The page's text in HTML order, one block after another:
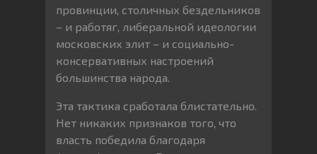
провинции, столичных бездельников
– и работяг, либеральной идеологии
московских элит – и социально-
консервативных настроений
большинства народа.
Эта тактика сработала блистательно.
Нет никаких признаков того, что
власть победила благодаря